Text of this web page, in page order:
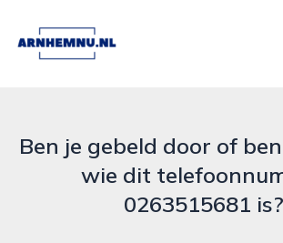
arnhemnu.nl
Ben je gebeld door of
wie dit
0263515681 is?